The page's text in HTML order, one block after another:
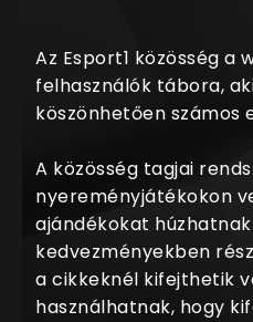
Az Esport1 közösség
felhasználók tábora,
köszönhetően számos
A közösség tagjai
nyereményjátékokon
ajándékokat
kedvezményekben
a cikkeknél kifejthetik
használhatnak, hogy